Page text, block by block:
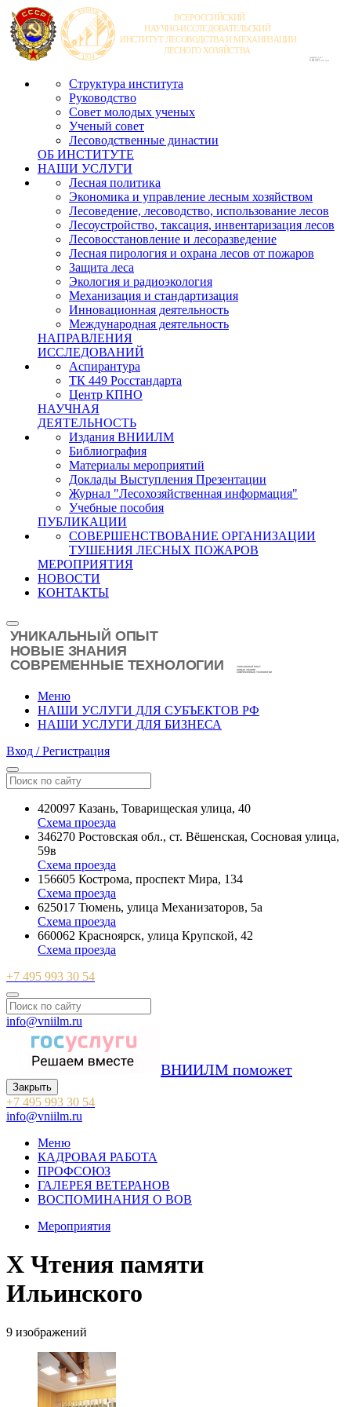
Структура института
Руководство
Совет молодых ученых
Ученый совет
Лесоводственные династии
ОБ ИНСТИТУТЕ
НАШИ УСЛУГИ
Лесная политика
Экономика и управление лесным хозяйством
Лесоведение, лесоводство, использование лесов
Лесоустройство, таксация, инвентаризация лесов
Лесовосстановление и лесоразведение
Лесная пирология и охрана лесов от пожаров
Защита леса
Экология и радиоэкология
Механизация и стандартизация
Инновационная деятельность
Международная деятельность
НАПРАВЛЕНИЯ
ИССЛЕДОВАНИЙ
Аспирантура
ТК 449 Росстандарта
Центр КПНО
НАУЧНАЯ
ДЕЯТЕЛЬНОСТЬ
Издания ВНИИЛМ
Библиография
Материалы мероприятий
Доклады Выступления Презентации
Журнал "Лесохозяйственная информация"
Учебные пособия
ПУБЛИКАЦИИ
СОВЕРШЕНСТВОВАНИЕ ОРГАНИЗАЦИИ
ТУШЕНИЯ ЛЕСНЫХ ПОЖАРОВ
МЕРОПРИЯТИЯ
НОВОСТИ
КОНТАКТЫ
Меню
НАШИ УСЛУГИ ДЛЯ СУБЪЕКТОВ РФ
НАШИ УСЛУГИ ДЛЯ БИЗНЕСА
Вход / Регистрация
420097 Казань, Товарищеская улица, 40
Схема проезда
346270 Ростовская обл., ст. Вёшенская, Сосновая улица,
59в
Схема проезда
156605 Кострома, проспект Мира, 134
Схема проезда
625017 Тюмень, улица Механизаторов, 5а
Схема проезда
660062 Красноярск, улица Крупской, 42
Схема проезда
+7 495 993 30 54
info@vniilm.ru
ВНИИЛМ поможет
Закрыть
+7 495 993 30 54
info@vniilm.ru
Меню
КАДРОВАЯ РАБОТА
ПРОФСОЮЗ
ГАЛЕРЕЯ ВЕТЕРАНОВ
ВОСПОМИНАНИЯ О ВОВ
Мероприятия
Х Чтения памяти
Ильинского
9 изображений